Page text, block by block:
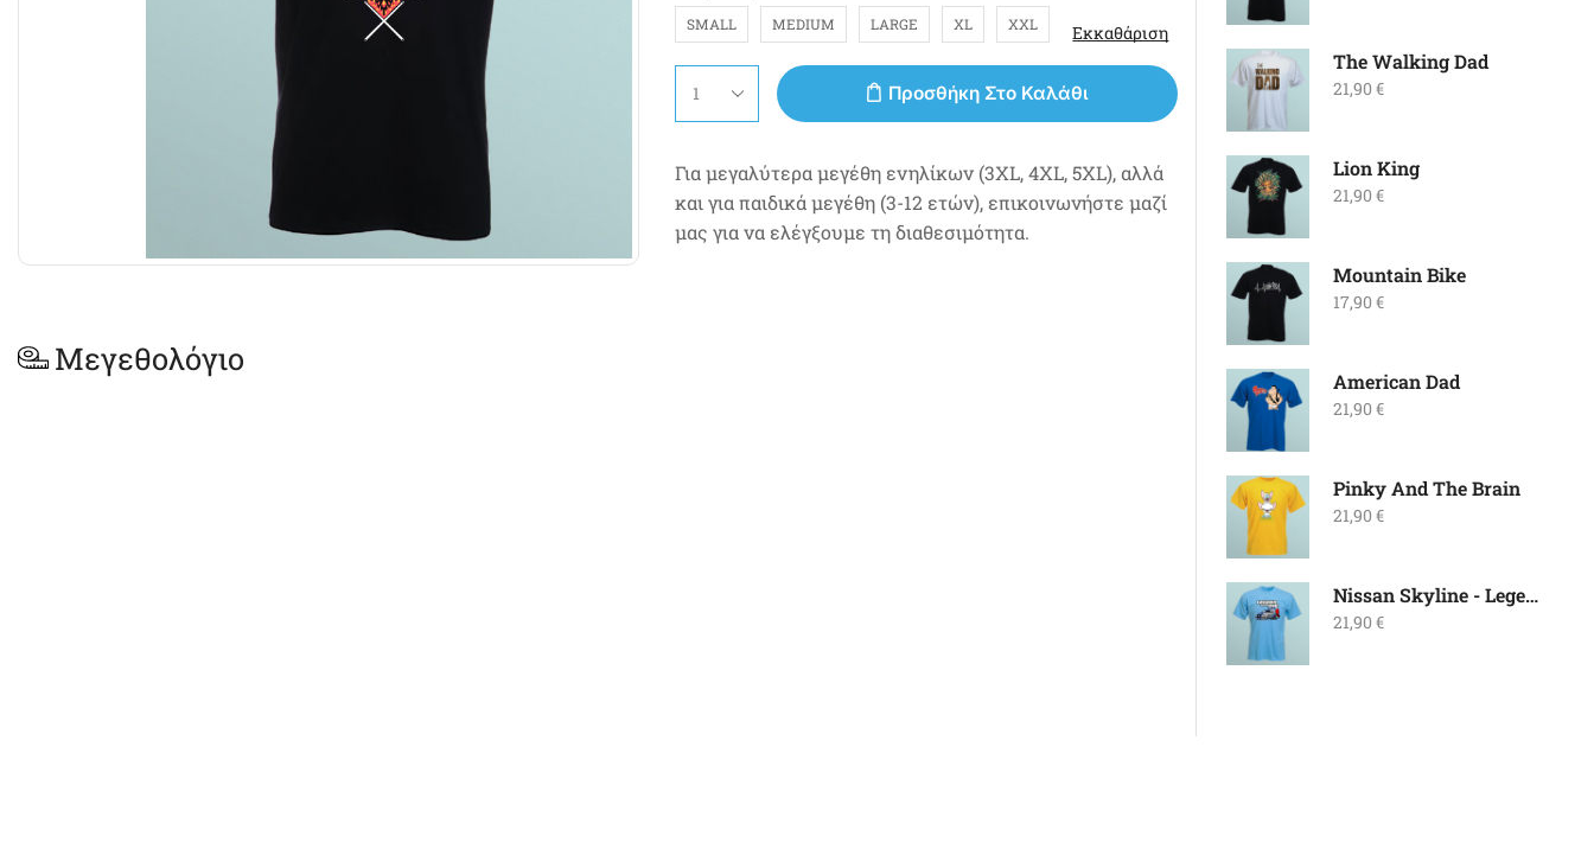
Μεγεθολόγιο
SMALL MEDIUM LARGE XL XXL Εκκαθάριση
Προσθήκη Στο Καλάθι
Για μεγαλύτερα μεγέθη ενηλίκων (3XL, 4XL, 5XL), αλλά
και για παιδικά μεγέθη (3-12 ετών), επικοινωνήστε μαζί
μας για να ελέγξουμε τη διαθεσιμότητα.
The Walking Dad
21,90 €
Lion King
21,90 €
Mountain Bike
17,90 €
American Dad
21,90 €
Pinky And The Brain
21,90 €
Nissan Skyline - Legend Never Die
21,90 €